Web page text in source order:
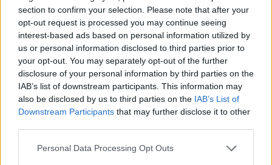
section to confirm your selection. Please note that after your
opt-out request is processed you may continue seeing
interest-based ads based on personal information utilized by
us or personal information disclosed to third parties prior to
your opt-out. You may separately opt-out of the further
disclosure of your personal information by third parties on the
IAB’s list of downstream participants. This information may
also be disclosed by us to third parties on the IAB’s List of
Downstream Participants that may further disclose it to other
Personal Data Processing Opt Outs